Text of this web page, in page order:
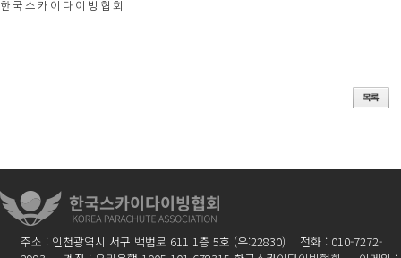
한 국 스 카 이 다 이 빙 협 회
주소 : 인천광역시 서구 백범로 611 1층 5호 (우:22830) 전화 : 010-7272-